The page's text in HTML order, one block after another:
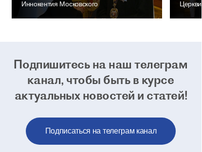
Иннокентия Московского
Церкви
Подпишитесь на наш телеграм
канал, чтобы быть в курсе
актуальных новостей и статей!
Подписаться на телеграм канал